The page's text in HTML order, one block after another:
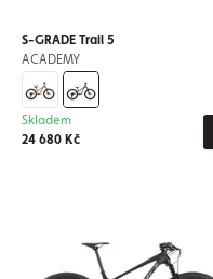
S-GRADE Trail 5
ACADEMY
24 680 Kč
Skladem